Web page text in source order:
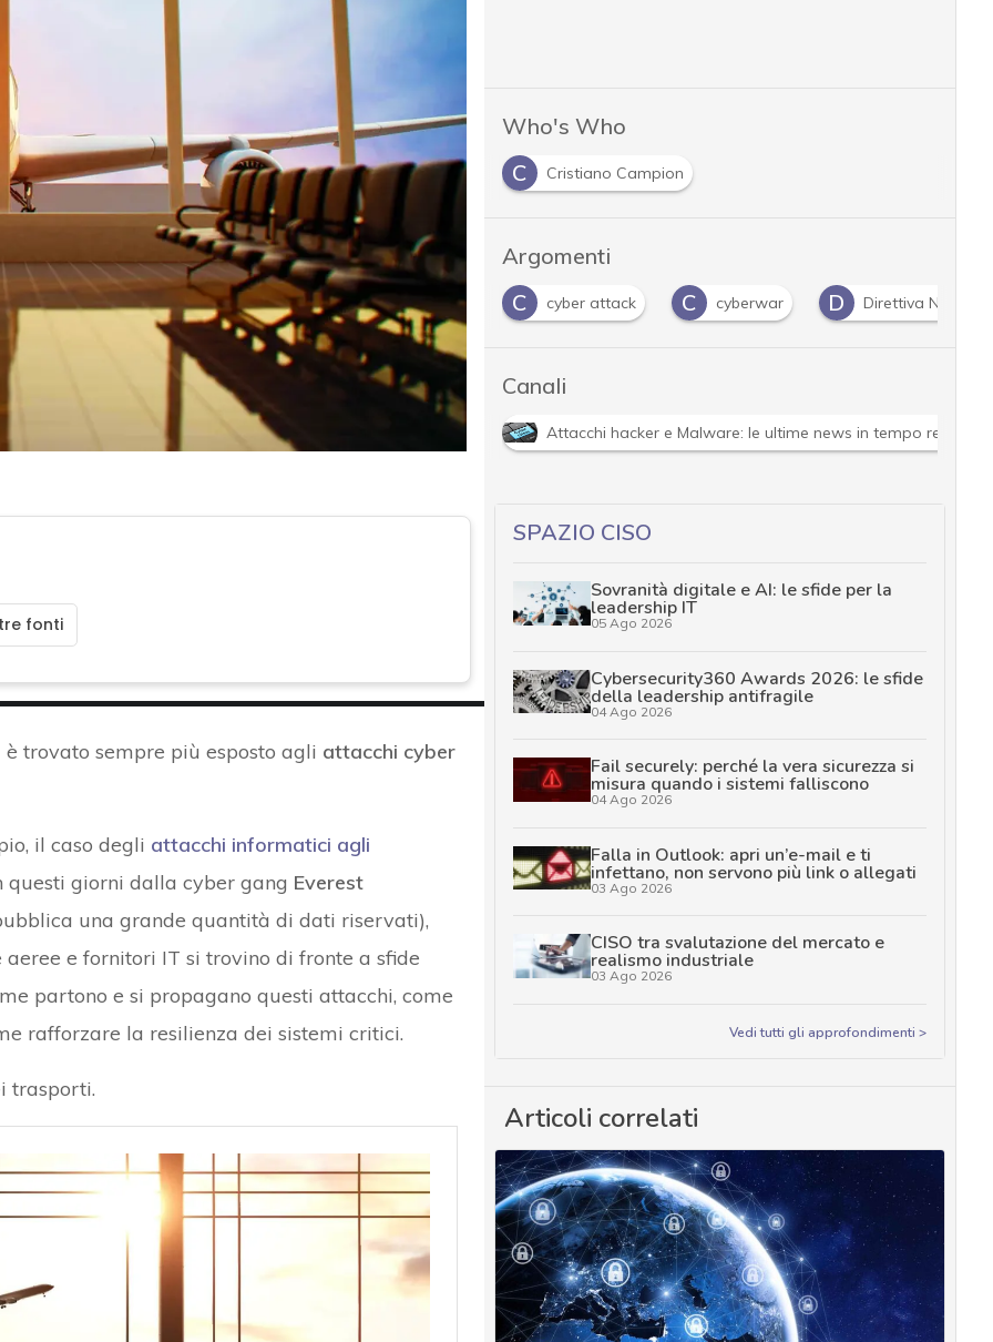
fonti
trovato sempre più esposto agli attacchi cyber
il caso degli attacchi informatici agli
questi giorni dalla cyber gang Everest
una grande quantità di dati riservati),
e fornitori IT si trovino di fronte a sfide
partono e si propagano questi attacchi, come
rafforzare la resilienza dei sistemi critici.
trasporti.
Who's Who
C
Cristiano Campion
Argomenti
A
attacchi C cyber attack C cyberwar D Direttiva NIS 2
Canali
Attacchi hacker e Malware: le ultime news in tempo reale e
SPAZIO CISO
Sovranità digitale e AI: le sfide per la
leadership IT
05 Ago 2026
Cybersecurity360 Awards 2026: le sfide
della leadership antifragile
04 Ago 2026
Fail securely: perché la vera sicurezza si
misura quando i sistemi falliscono
04 Ago 2026
Falla in Outlook: apri un’e-mail e ti
infettano, non servono più link o allegati
03 Ago 2026
CISO tra svalutazione del mercato e
realismo industriale
03 Ago 2026
Vedi tutti gli approfondimenti >
Articoli correlati